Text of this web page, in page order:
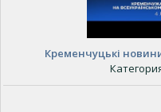
Кременчуцькі новини